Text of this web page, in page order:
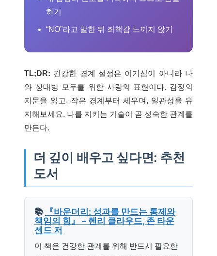
하기
“NO”라고 말한 뒤 죄책감 느끼지 않기
TL;DR: 건강한 경계 설정은 이기심이 아니라 나
와 상대방 모두를 위한 사랑의 표현이다. 감정의
지문을 읽고, 작은 경계부터 세우며, 일관성을 유
지해보세요. 나를 지키는 기술이 곧 성숙한 관계를
만든다.
더 깊이 배우고 싶다면: 추천
도서
📚
『바운더리: 성과를 만드는 통제와
책임의 힘』 – 헨리 클라우드, 존 타운
센드 저
이 책은 건강한 관계를 위해 반드시 필요한